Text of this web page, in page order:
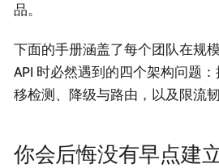
品。
下面的手册涵盖了每个团队在规
API 时必然遇到的四个架构问题
移检测、降级与路由，以及限流韧
你会后悔没有早点建